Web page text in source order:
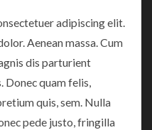
adipiscing elit.
Aenean massa. Cum
dis parturient
Donec quam felis,
quis, sem. Nulla
pede justo, fringilla